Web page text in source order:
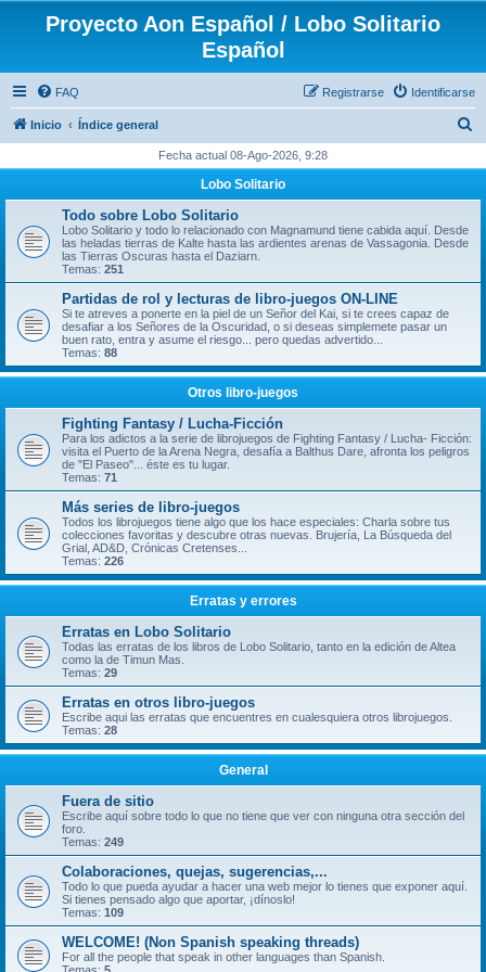
Proyecto Aon Español / Lobo Solitario
Español
FAQ Identificarse
Registrarse
Inicio Índice general
c
Fecha actual 08-Ago-2026, 9:28
Lobo Solitario
Todo sobre Lobo Solitario
Lobo Solitario y todo lo relacionado con Magnamund tiene cabida aquí. Desde
las heladas tierras de Kalte hasta las ardientes arenas de Vassagonia. Desde
las Tierras Oscuras hasta el Daziarn.
Temas: 251
Partidas de rol y lecturas de libro-juegos ON-LINE
Si te atreves a ponerte en la piel de un Señor del Kai, si te crees capaz de
desafiar a los Señores de la Oscuridad, o si deseas simplemete pasar un
buen rato, entra y asume el riesgo... pero quedas advertido...
Temas: 88
Otros libro-juegos
Fighting Fantasy / Lucha-Ficción
Para los adictos a la serie de librojuegos de Fighting Fantasy / Lucha- Ficción:
visita el Puerto de la Arena Negra, desafía a Balthus Dare, afronta los peligros
de "El Paseo"... éste es tu lugar.
Temas: 71
Más series de libro-juegos
Todos los librojuegos tiene algo que los hace especiales: Charla sobre tus
colecciones favoritas y descubre otras nuevas. Brujería, La Búsqueda del
Grial, AD&D, Crónicas Cretenses...
Temas: 226
Erratas y errores
Erratas en Lobo Solitario
Todas las erratas de los libros de Lobo Solitario, tanto en la edición de Altea
como la de Timun Mas.
Temas: 29
Erratas en otros libro-juegos
Escribe aqui las erratas que encuentres en cualesquiera otros librojuegos.
Temas: 28
General
Fuera de sitio
Escribe aquí sobre todo lo que no tiene que ver con ninguna otra sección del
foro.
Temas: 249
Colaboraciones, quejas, sugerencias,...
Todo lo que pueda ayudar a hacer una web mejor lo tienes que exponer aquí.
Si tienes pensado algo que aportar, ¡dínoslo!
Temas: 109
WELCOME! (Non Spanish speaking threads)
For all the people that speak in other languages than Spanish.